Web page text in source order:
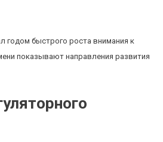
годом быстрого роста внимания к
показывают направления развития